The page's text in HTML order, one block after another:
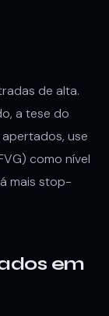
de alta.
a tese do
use
como nível
mais stop-
em